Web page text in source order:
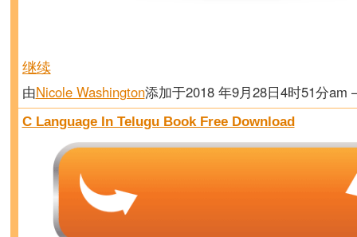
继续
由Nicole Washington添加于2018 年9月28日4时51分
C Language In Telugu Book Free Download